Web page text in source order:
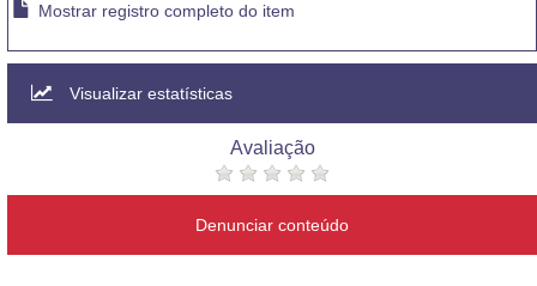
Mostrar registro completo do item
Visualizar estatísticas
Avaliação
Denunciar conteúdo